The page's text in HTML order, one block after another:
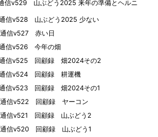
信v529 山ぶどう2025 来年の準備とヘルニ
信v528 山ぶどう2025 少ない
信v527 赤い日
信v526 今年の畑
通信v525 回顧録 畑2024その2
通信v524 回顧録 耕運機
通信v523 回顧録 畑2024その1
通信v522 回顧録 ヤーコン
通信v521 回顧録 山ぶどう2
通信v520 回顧録 山ぶどう1